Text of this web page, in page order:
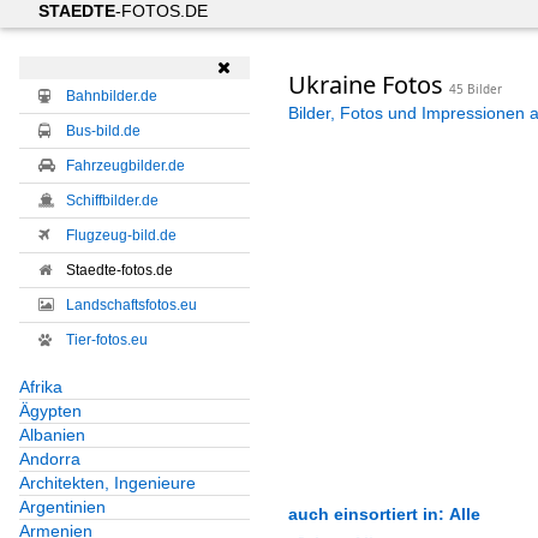
STAEDTE-FOTOS.DE

Bahnbilder.de
Bus-bild.de
Fahrzeugbilder.de
Schiffbilder.de
Flugzeug-bild.de
Staedte-fotos.de
Landschaftsfotos.eu
Tier-fotos.eu
Afrika
Ägypten
Albanien
Andorra
Architekten, Ingenieure
Argentinien
Armenien
Ukraine Fotos 45 Bilder
Bilder, Fotos und Impressionen
auch einsortiert in: Alle